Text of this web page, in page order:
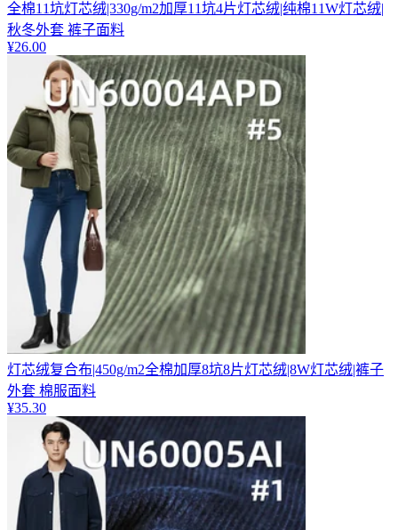
全棉11坑灯芯绒|330g/m2加厚11坑4片灯芯绒|纯棉11W灯芯绒|
秋冬外套 裤子面料
¥26.00
灯芯绒复合布|450g/m2全棉加厚8坑8片灯芯绒|8W灯芯绒|裤子
外套 棉服面料
¥35.30